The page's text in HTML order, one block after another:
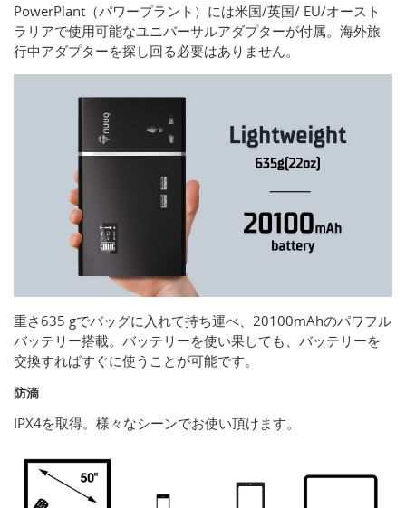
PowerPlant（パワープラント）には米国/英国/ EU/オースト
ラリアで使用可能なユニバーサルアダプターが付属。海外旅
行中アダプターを探し回る必要はありません。
重さ635 gでバッグに入れて持ち運べ、20100mAhのパワフル
バッテリー搭載。バッテリーを使い果しても、バッテリーを
交換すればすぐに使うことが可能です。
防滴
IPX4を取得。様々なシーンでお使い頂けます。